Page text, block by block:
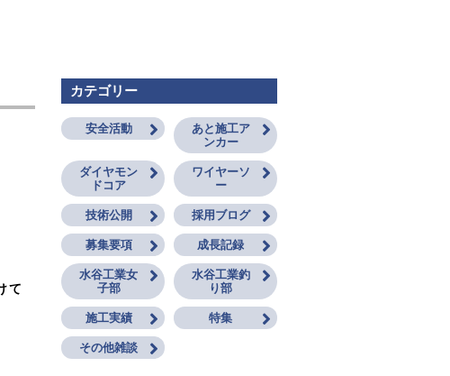
て
カテゴリー
安全活動
あと施工ア
ンカー
ダイヤモン
ドコア
ワイヤーソ
ー
技術公開 採用ブログ
募集要項 成長記録
水谷工業女
子部
水谷工業釣
り部
施工実績 特集
その他雑談